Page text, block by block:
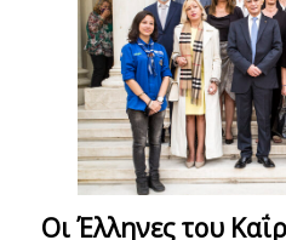
Οι Έλληνες του